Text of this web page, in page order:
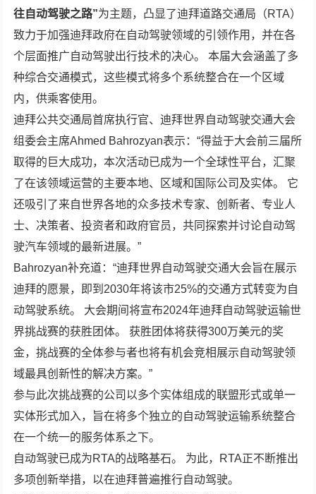
往自动驾驶之路”为主题，凸显了迪拜道路交通局（RTA）
致力于加强迪拜政府在自动驾驶领域的引领作用，并在各
个层面推广自动驾驶出行技术的决心。 本届大会涵盖了多
种综合交通模式，这些模式将多个系统整合在一个区域
内，供乘客使用。
迪拜公共交通局首席执行官、迪拜世界自动驾驶交通大会
组委会主席Ahmed Bahrozyan表示：“得益于大会前三届所
取得的巨大成功，本次活动已成为一个全球性平台，汇聚
了在该领域运营的主要本地、区域和国际公司及实体。 它
还吸引了来自世界各地的众多技术专家、创新者、专业人
士、决策者、投资者和政府官员，共同探索并讨论自动驾
驶汽车领域的最新进展。”
Bahrozyan补充道：“迪拜世界自动驾驶交通大会旨在展示
迪拜的愿景，即到2030年将该市25%的交通方式转变为自
动驾驶系统。 大会期间将宣布2024年迪拜自动驾驶运输世
界挑战赛的获胜团体。 获胜团体将获得300万美元的奖
金，挑战赛的全体参与者也将有机会竞相展示自动驾驶领
域最具创新性的解决方案。”
参与此次挑战赛的公司以多个实体组成的联盟形式或单一
实体形式加入，旨在将多个独立的自动驾驶运输系统整合
在一个统一的服务体系之下。
自动驾驶已成为RTA的战略基石。 为此，RTA正不断推出
多项创新举措，以在迪拜普遍推行自动驾驶。